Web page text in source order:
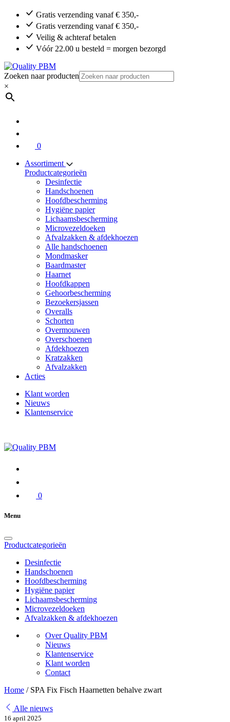
Gratis verzending vanaf € 350,-
Gratis verzending vanaf € 350,-
Veilig & achteraf betalen
Vóór 22.00 u besteld = morgen bezorgd
Zoeken naar producten
×
0
Assortiment
Productcategorieën
Desinfectie
Handschoenen
Hoofdbescherming
Hygiëne papier
Lichaamsbescherming
Microvezeldoeken
Afvalzakken & afdekhoezen
Alle handschoenen
Mondmasker
Baardmaster
Haarnet
Hoofdkappen
Gehoorbescherming
Bezoekersjassen
Overalls
Schorten
Overmouwen
Overschoenen
Afdekhoezen
Kratzakken
Afvalzakken
Acties
Klant worden
Nieuws
Klantenservice
0
Menu
Productcategorieën
Desinfectie
Handschoenen
Hoofdbescherming
Hygiëne papier
Lichaamsbescherming
Microvezeldoeken
Afvalzakken & afdekhoezen
Over Quality PBM
Nieuws
Klantenservice
Klant worden
Contact
Home / SPA Fix Fisch Haarnetten behalve zwart
Alle nieuws
16 april 2025